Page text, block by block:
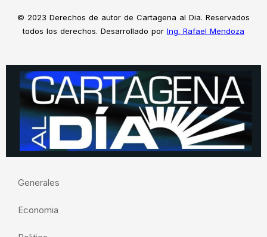
© 2023 Derechos de autor de Cartagena al Dia. Reservados
todos los derechos. Desarrollado por Ing. Rafael Mendoza
Generales
Economia